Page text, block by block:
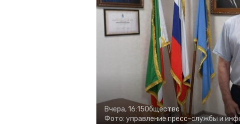
Вчера, 16:15Общество
Фото: управление пресс-службы и